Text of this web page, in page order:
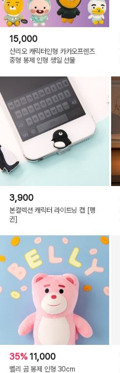
15,000
산리오 캐릭터인형 카카오프렌즈
중형 봉제 인형 생일 선물
3,900
본컬렉션 캐릭터 라이트닝 캡 [펭
귄]
35% 11,000
벨리 곰 봉제 인형 30cm